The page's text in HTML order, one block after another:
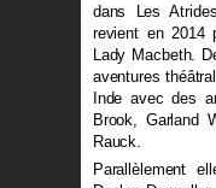
dans Les
revient en 2014
Lady Macbeth.
aventures
Inde avec des
Brook, Garland
Rauck.
Parallèlement